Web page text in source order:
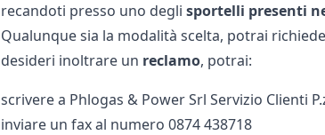
recandoti presso uno degli sportelli presenti
Qualunque sia la modalità scelta, potrai
desideri inoltrare un reclamo, potrai:
scrivere a Phlogas & Power Srl Servizio Clienti
inviare un fax al numero 0874 438718